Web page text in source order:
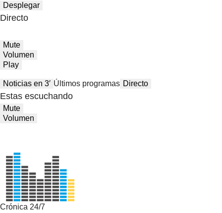
Desplegar
Directo
Mute
Volumen
Play
Noticias en 3′ Últimos programas Directo
Estas escuchando
Mute
Volumen
Crónica 24/7